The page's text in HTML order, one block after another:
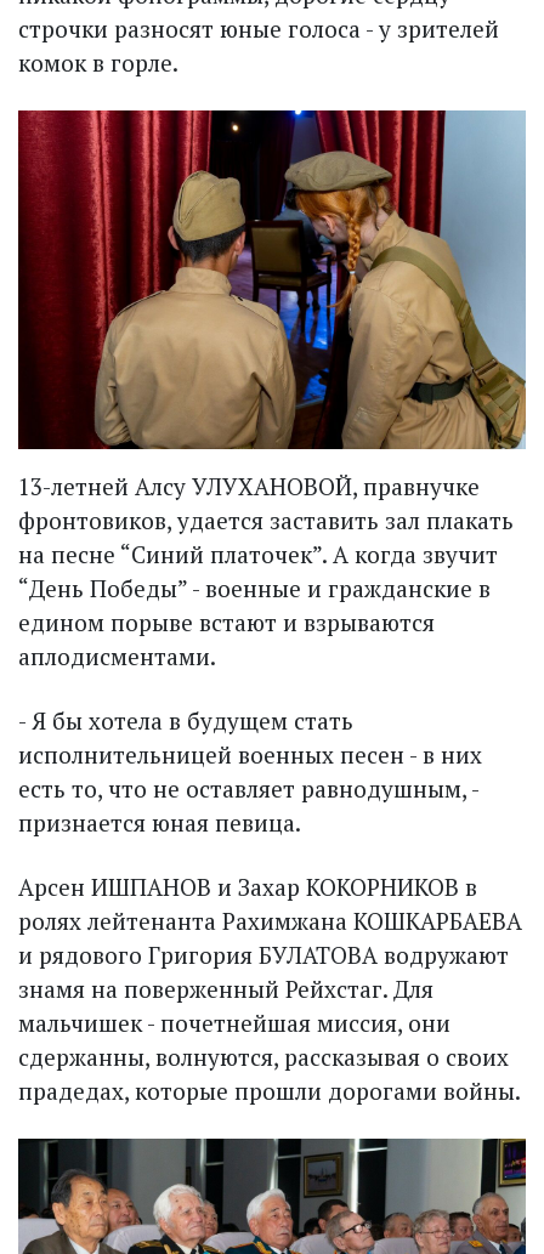
строчки разносят юные голоса - у зрителей
комок в горле.
13-летней Алсу УЛУХАНОВОЙ, правнучке
фронтовиков, удается заставить зал плакать
на песне “Синий платочек”. А когда звучит
“День Победы” - военные и гражданские в
едином порыве встают и взрываются
аплодисментами.
- Я бы хотела в будущем стать
исполнительницей военных песен - в них
есть то, что не оставляет равнодушным, -
признается юная певица.
Арсен ИШПАНОВ и Захар КОКОРНИКОВ в
ролях лейтенанта Рахимжана КОШКАРБАЕВА
и рядового Григория БУЛАТОВА водружают
знамя на поверженный Рейхстаг. Для
мальчишек - почетнейшая миссия, они
сдержанны, волнуются, рассказывая о своих
прадедах, которые прошли дорогами войны.